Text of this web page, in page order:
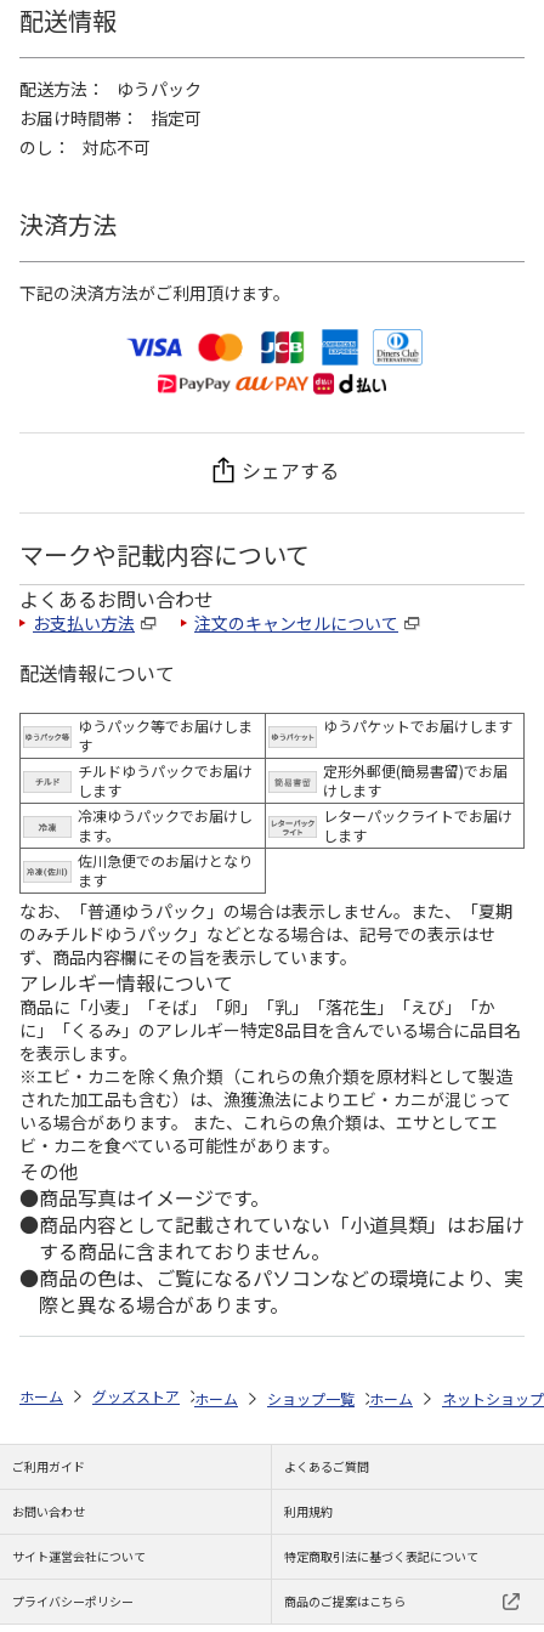
配送情報
配送方法
ゆうパック
お届け時間帯
指定可
のし
対応不可
決済方法
下記の決済方法がご利用頂けます。
シェアする
マークや記載内容について
よくあるお問い合わせ
お支払い方法 注文のキャンセルについて
配送情報について
ゆうパック等でお届けしま
す
ゆうパケットでお届けします
チルドゆうパックでお届け
します
定形外郵便(簡易書留)でお届
けします
冷凍ゆうパックでお届けし
ます。
レターパックライトでお届け
します
佐川急便でのお届けとなり
ます
なお、「普通ゆうパック」の場合は表示しません。また、「夏期
のみチルドゆうパック」などとなる場合は、記号での表示はせ
ず、商品内容欄にその旨を表示しています。
アレルギー情報について
商品に「小麦」「そば」「卵」「乳」「落花生」「えび」「か
に」「くるみ」のアレルギー特定8品目を含んでいる場合に品目名
を表示します。
※エビ・カニを除く魚介類（これらの魚介類を原材料として製造
された加工品も含む）は、漁獲漁法によりエビ・カニが混じって
いる場合があります。 また、これらの魚介類は、エサとしてエ
ビ・カニを食べている可能性があります。
その他
商品写真はイメージです。
商品内容として記載されていない「小道具類」はお届け
する商品に含まれておりません。
商品の色は、ご覧になるパソコンなどの環境により、実
際と異なる場合があります。
ホーム グッズストア スポーツ・スポーツ選手 NPB（日本野球機構）
ホーム ショップ一覧 レッツ 26SNOOPY
ホーム ネットショップ
ご利用ガイド よくあるご質問
お問い合わせ 利用規約
サイト運営会社について 特定商取引法に基づく表記について
プライバシーポリシー 商品のご提案はこちら